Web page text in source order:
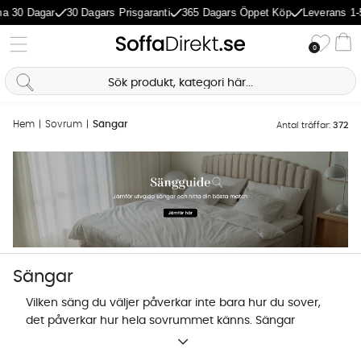
30 Dagars Prisgaranti 365 Dagars Öppet Köp Leverans 1-5 Dagar
0
Hem Sovrum Sängar Antal träffar: 372
Sängar
Vilken säng du väljer påverkar inte bara hur du sover,
det påverkar hur hela sovrummet känns. Sängar
finns i en mängd olika konstruktioner och det är lätt